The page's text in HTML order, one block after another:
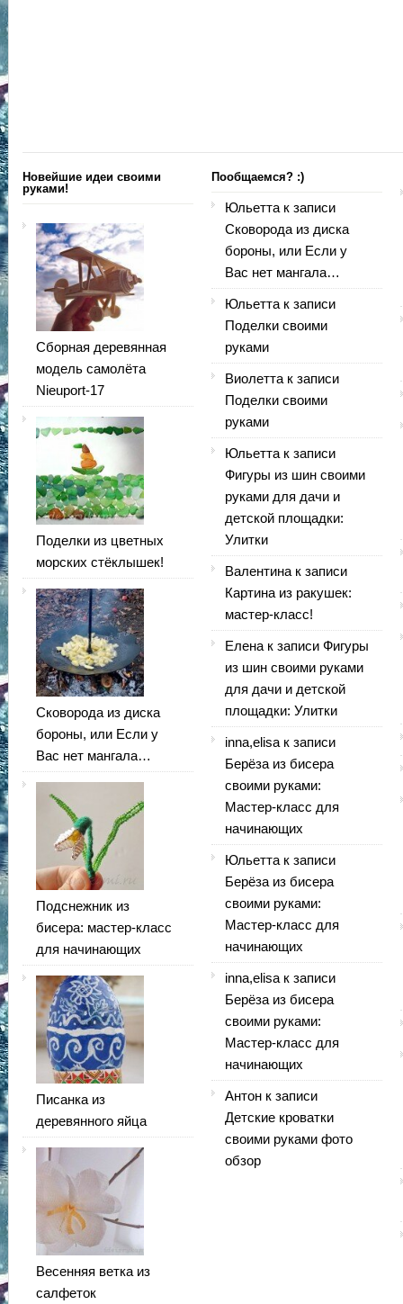
Новейшие идеи своими
руками!
Сборная деревянная
модель самолёта
Nieuport-17
Поделки из цветных
морских стёклышек!
Сковорода из диска
бороны, или Если у
Вас нет мангала…
Подснежник из
бисера: мастер-класс
для начинающих
Писанка из
деревянного яйца
Весенняя ветка из
салфеток
Пообщаемся? :)
Юльетта к записи
Сковорода из диска
бороны, или Если у
Вас нет мангала…
Юльетта к записи
Поделки своими
руками
Виолетта к записи
Поделки своими
руками
Юльетта к записи
Фигуры из шин своими
руками для дачи и
детской площадки:
Улитки
Валентина к записи
Картина из ракушек:
мастер-класс!
Елена к записи Фигуры
из шин своими руками
для дачи и детской
площадки: Улитки
inna,elisa к записи
Берёза из бисера
своими руками:
Мастер-класс для
начинающих
Юльетта к записи
Берёза из бисера
своими руками:
Мастер-класс для
начинающих
inna,elisa к записи
Берёза из бисера
своими руками:
Мастер-класс для
начинающих
Антон к записи
Детские кроватки
своими руками фото
обзор